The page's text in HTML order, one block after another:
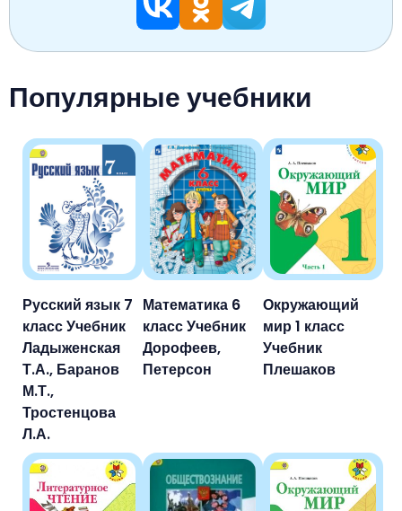
Популярные учебники
Русский язык 7
класс Учебник
Ладыженская
Т.А., Баранов
М.Т.,
Тростенцова
Л.А.
Математика 6
класс Учебник
Дорофеев,
Петерсон
Окружающий
мир 1 класс
Учебник
Плешаков